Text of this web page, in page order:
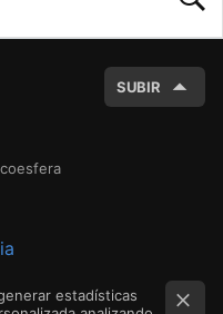
SUBIR
estadísticas